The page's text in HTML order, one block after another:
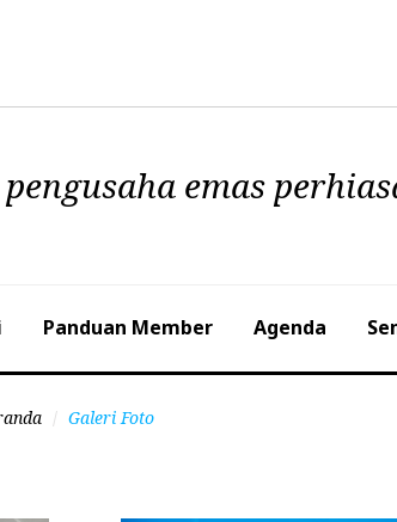
emas
Panduan Member Agenda
Galeri Foto